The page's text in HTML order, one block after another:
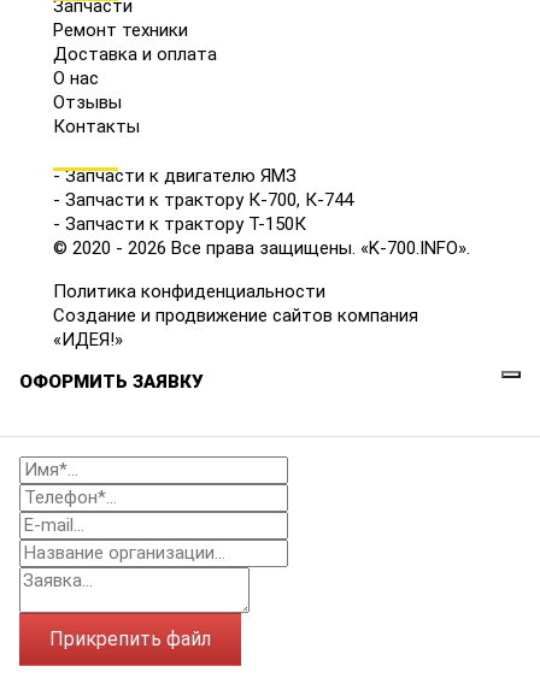
Запчасти
Ремонт техники
Доставка и оплата
О нас
Отзывы
Контакты
- Запчасти к двигателю ЯМЗ
- Запчасти к трактору К-700, К-744
- Запчасти к трактору Т-150К
© 2020 - 2026 Все права защищены. «K-700.INFO».
Политика конфиденциальности
Создание и продвижение сайтов компания
«ИДЕЯ!»
ОФОРМИТЬ ЗАЯВКУ
Прикрепить файл